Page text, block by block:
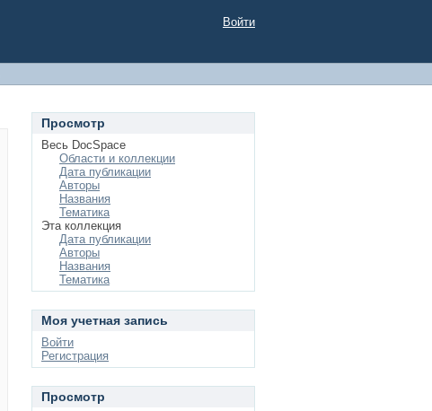
Войти
Просмотр
Весь DocSpace
Области и коллекции
Дата публикации
Авторы
Названия
Тематика
Эта коллекция
Дата публикации
Авторы
Названия
Тематика
Моя учетная запись
Войти
Регистрация
Просмотр